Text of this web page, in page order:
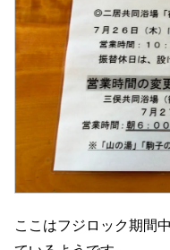
ここはフジロック期間